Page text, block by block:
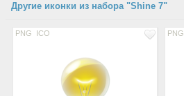
Другие иконки из набора "Shine 7"
PNG ICO PNG